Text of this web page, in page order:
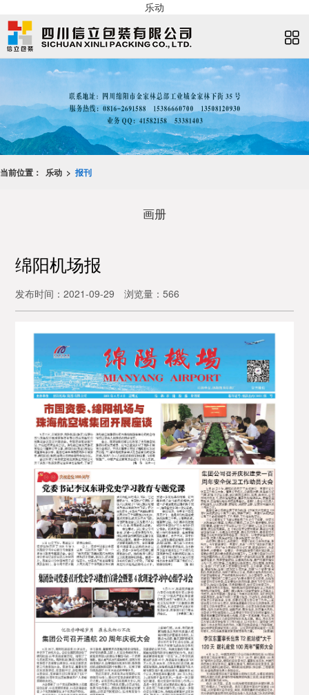
乐动
当前位置： 乐动 > 报刊
画册
绵阳机场报
发布时间：2021-09-29 浏览量：566